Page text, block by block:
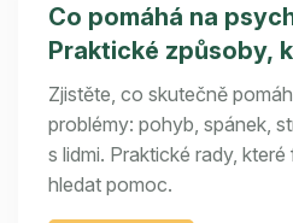
Co pomáhá na
Praktické způsoby,
fungují
Zjistěte, co skutečně
problémy: pohyb, spánek,
s lidmi. Praktické rady,
hledat pomoc.